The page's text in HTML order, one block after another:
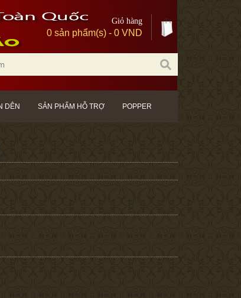
Giỏ hàng
0 sản phẩm(s) - 0 VND
DÊN SẢN PHẨM HỖ TRỢ POPPER